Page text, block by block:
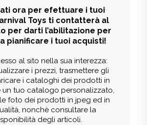
ora per efettuare i tuoi
Toys ti contatterà al
per darti l’abilitazione per
pianificare i tuoi acquisti!
al sito nella sua interezza:
i prezzi, trasmettere gli
i cataloghi dei prodotti in
un tuo catalogo personalizzato,
foto dei prodotti in jpeg ed in
nonchè consultare la
degli articoli.